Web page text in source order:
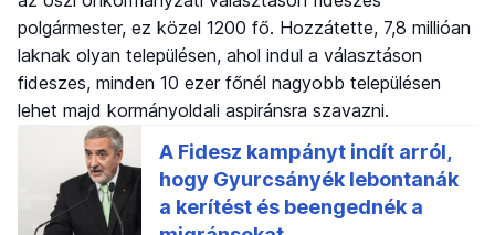
polgármester, ez közel 1200 fő. Hozzátette, 7,8 millióan
laknak olyan településen, ahol indul a választáson
fideszes, minden 10 ezer főnél nagyobb településen
lehet majd kormányoldali aspiránsra szavazni.